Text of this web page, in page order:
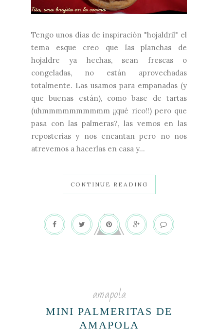
Tengo unos días de inspiración "hojaldril" el
tema esque creo que las planchas de
hojaldre ya hechas, sean frescas o
congeladas, no están aprovechadas
totalmente. Las usamos para empanadas (y
que buenas están), como base de tartas
(uhmmmmmmmmmm ¡¡qué rico!!) pero que
pasa con las palmeras?, las vemos en las
reposterias y nos encantan pero no nos
atrevemos a hacerlas en casa y...
CONTINUE READING
amapola
MINI PALMERITAS DE
AMAPOLA